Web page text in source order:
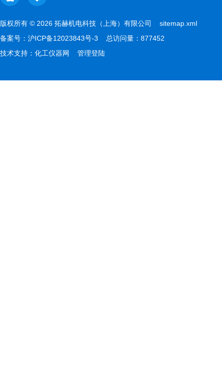
版权所有 © 2026 拓赫机电科技（上海）有限公司 sitemap.xml
备案号： 沪ICP备12023843号-3 总访问量：877452
技术支持： 化工仪器网 管理登陆